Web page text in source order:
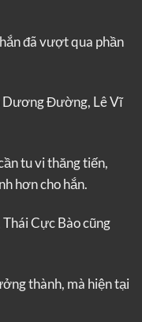
đã vượt qua phần
Dương Đường, Lê Vĩ
tu vi thăng tiến,
hơn cho hắn.
Cực Bào cũng
thành, mà hiện tại